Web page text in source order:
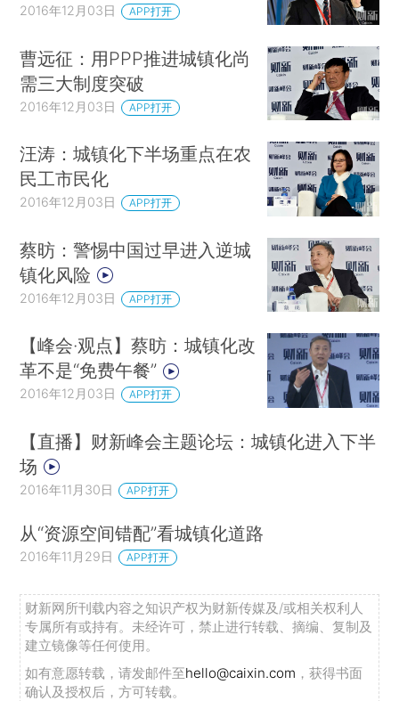
2016年12月03日 APP打开
曹远征：用PPP推进城镇化尚
需三大制度突破
2016年12月03日 APP打开
汪涛：城镇化下半场重点在农
民工市民化
2016年12月03日 APP打开
蔡昉：警惕中国过早进入逆城
镇化风险
2016年12月03日 APP打开
【峰会·观点】蔡昉：城镇化改
革不是“免费午餐”
2016年12月03日 APP打开
【直播】财新峰会主题论坛：城镇化进入下半
场
2016年11月30日 APP打开
从“资源空间错配”看城镇化道路
2016年11月29日 APP打开
财新网所刊载内容之知识产权为财新传媒及/或相关权利人
专属所有或持有。未经许可，禁止进行转载、摘编、复制及
建立镜像等任何使用。
如有意愿转载，请发邮件至hello@caixin.com ，获得书面
确认及授权后，方可转载。